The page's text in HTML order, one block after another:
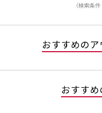
（検索条
おすすめの
おすす